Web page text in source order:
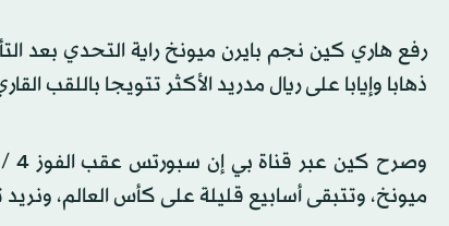
رفع هاري كين نجم بايرن ميونخ راية التحدي بعد
ذهابا وإيابا على ريال مدريد الأكثر تتويجا باللقب القاري
ميونخ، وتتبقى أسابيع قليلة على كأس العالم،